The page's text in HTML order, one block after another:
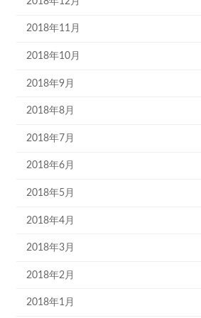
2018年11月
2018年10月
2018年9月
2018年8月
2018年7月
2018年6月
2018年5月
2018年4月
2018年3月
2018年2月
2018年1月